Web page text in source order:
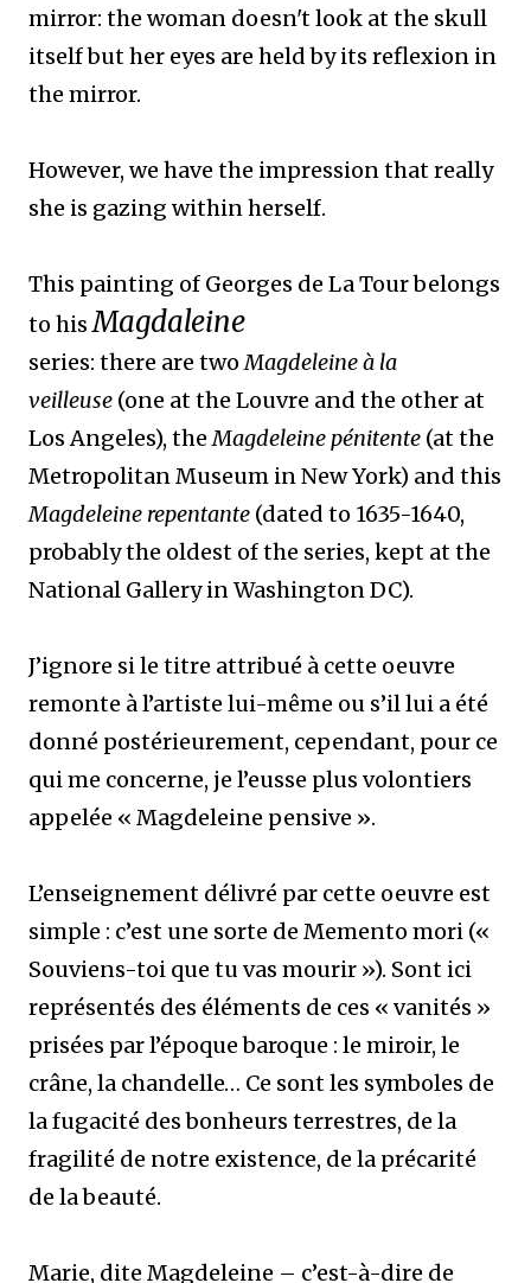
mirror: the woman doesn't look at the skull
itself but her eyes are held by its reflexion in
the mirror.
However, we have the impression that really
she is gazing within herself.
This painting of Georges de La Tour belongs
to hisMagdaleine
series: there are twoMagdeleine à la
veilleuse (one at the Louvre and the other at
Los Angeles), theMagdeleine pénitente (at the
Metropolitan Museum in New York) and this
Magdeleine repentante (dated to 1635-1640,
probably the oldest of the series, kept at the
National Gallery in Washington DC).
J’ignore si le titre attribué à cette oeuvre
remonte à l’artiste lui-même ou s’il lui a été
donné postérieurement, cependant, pour ce
qui me concerne, je l’eusse plus volontiers
appelée « Magdeleine pensive ».
L’enseignement délivré par cette oeuvre est
simple : c’est une sorte de Memento mori («
Souviens-toi que tu vas mourir »). Sont ici
représentés des éléments de ces « vanités »
prisées par l’époque baroque : le miroir, le
crâne, la chandelle… Ce sont les symboles de
la fugacité des bonheurs terrestres, de la
fragilité de notre existence, de la précarité
de la beauté.
Marie, dite Magdeleine – c’est-à-dire de